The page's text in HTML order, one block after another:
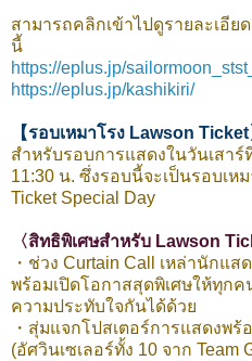
สามารถคลิกเข้าไปดูรายละเอีย
นี้
https://eplus.jp/
https://eplus.jp/kashikiri/
【รอบเหมาโรง Lawson Ticket
สำหรับรอบการแสดงในวันเสาร์
11:30 น. ซึ่งรอบนี้จะเป็นรอบเห
Ticket Special Day
〈สิทธิพิเศษสำหรับ Lawson
・ช่วง Curtain Call เหล่านักแ
พร้อมเปิดโอกาสสุดพิเศษให้ทุก
ความประทับใจกันได้ด้วย
・สุ่มแจกโปสเตอร์การแสดงพ
(อัศวินเซเลอร์ทั้ง 10 จาก